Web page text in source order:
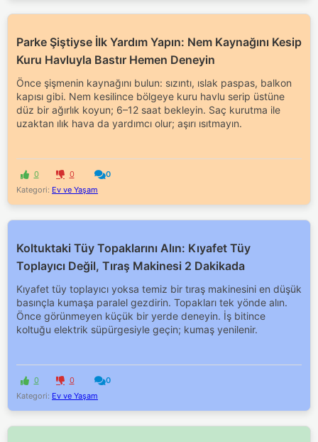
Parke Şiştiyse İlk Yardım Yapın: Nem Kaynağını Kesip
Kuru Havluyla Bastır Hemen Deneyin
Önce şişmenin kaynağını bulun: sızıntı, ıslak paspas, balkon
kapısı gibi. Nem kesilince bölgeye kuru havlu serip üstüne
düz bir ağırlık koyun; 6–12 saat bekleyin. Saç kurutma ile
uzaktan ılık hava da yardımcı olur; aşırı ısıtmayın.
0 0
0
Kategori: Ev ve Yaşam
Koltuktaki Tüy Topaklarını Alın: Kıyafet Tüy
Toplayıcı Değil, Tıraş Makinesi 2 Dakikada
Kıyafet tüy toplayıcı yoksa temiz bir tıraş makinesini en düşük
basınçla kumaşa paralel gezdirin. Topakları tek yönde alın.
Önce görünmeyen küçük bir yerde deneyin. İş bitince
koltuğu elektrik süpürgesiyle geçin; kumaş yenilenir.
0 0
0
Kategori: Ev ve Yaşam